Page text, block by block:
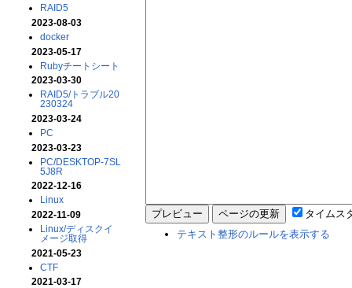
RAID5
2023-08-03
docker
2023-05-17
Rubyチートシート
2023-03-30
RAID5/トラブル20
230324
2023-03-24
PC
2023-03-23
PC/DESKTOP-7SL
5J8R
2022-12-16
Linux
2022-11-09
Linux/ディスクイ
メージ取得
2021-05-23
CTF
2021-03-17
タイムス
テキスト整形のルールを表示する